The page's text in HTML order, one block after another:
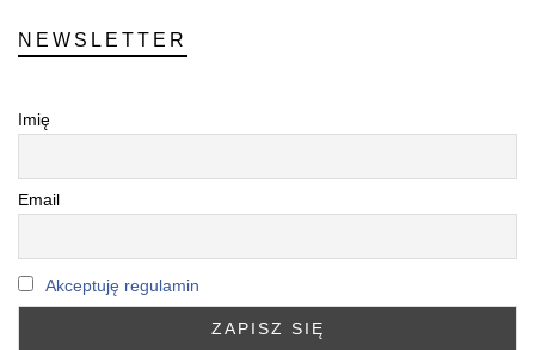
NEWSLETTER
Imię
Email
Akceptuję regulamin